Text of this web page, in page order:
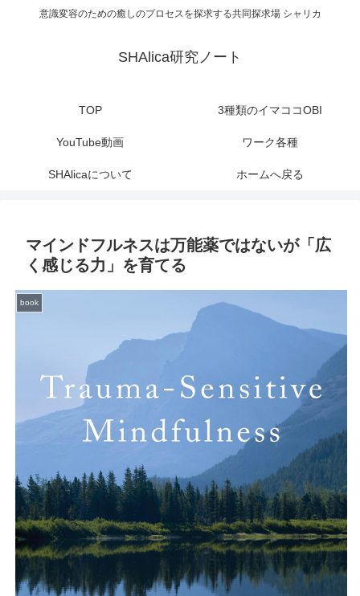
意識変容のための癒しのプロセスを探求する共同探求場 シャリカ
SHAlica研究ノート
TOP 3種類のイマココOBI
YouTube動画 ワーク各種
SHAlicaについて ホームへ戻る
マインドフルネスは万能薬ではないが「広
く感じる力」を育てる
book